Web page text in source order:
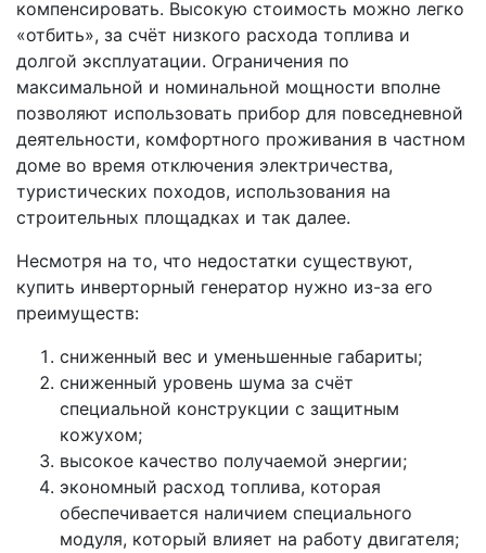
компенсировать. Высокую стоимость можно легко
«отбить», за счёт низкого расхода топлива и
долгой эксплуатации. Ограничения по
максимальной и номинальной мощности вполне
позволяют использовать прибор для повседневной
деятельности, комфортного проживания в частном
доме во время отключения электричества,
туристических походов, использования на
строительных площадках и так далее.
Несмотря на то, что недостатки существуют,
купить инверторный генератор нужно из-за его
преимуществ:
сниженный вес и уменьшенные габариты;
сниженный уровень шума за счёт
специальной конструкции с защитным
кожухом;
высокое качество получаемой энергии;
экономный расход топлива, которая
обеспечивается наличием специального
модуля, который влияет на работу двигателя;